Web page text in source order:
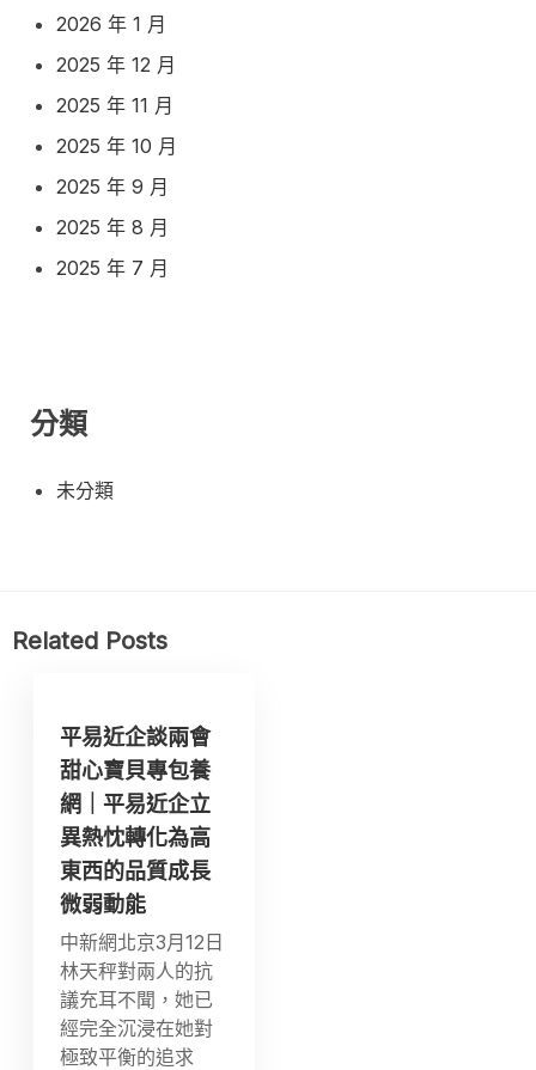
2026 年 1 月
2025 年 12 月
2025 年 11 月
2025 年 10 月
2025 年 9 月
2025 年 8 月
2025 年 7 月
分類
未分類
Related Posts
平易近企談兩會
甜心寶貝專包養
網｜平易近企立
異熱忱轉化為高
東西的品質成長
微弱動能
中新網北京3月12日
林天秤對兩人的抗
議充耳不聞，她已
經完全沉浸在她對
極致平衡的追求